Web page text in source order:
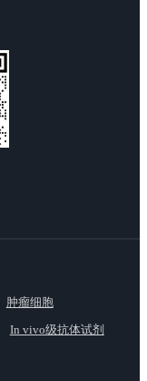
肿瘤细胞
In vivo级抗体试剂